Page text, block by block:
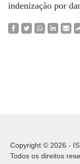
indenização por
Copyright © 2026 -
Todos os direitos